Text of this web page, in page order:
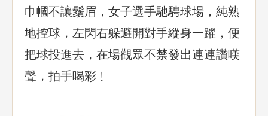
巾幗不讓鬚眉，女子選手馳騁球場，純熟
地控球，左閃右躲避開對手縱身一躍，便
把球投進去，在場觀眾不禁發出連連讚嘆
聲，拍手喝彩﹗